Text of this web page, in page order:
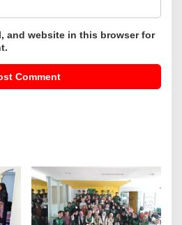
and website in this browser for